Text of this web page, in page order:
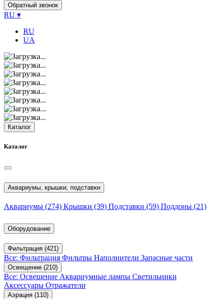
Обратный звонок
RU ▾
RU
UA
Каталог
Каталог
Аквариумы, крышки, подставки
Аквариумы (274) Крышки (39) Подставки (59) Поддоны (21)
Оборудование
Фильтрация (421)
Все: Фильтрация Фильтры Наполнители Запасные части
Освещение (210)
Все: Освещение Аквариумные лампы Светильники
Аксессуары Отражатели
Аэрация (110)